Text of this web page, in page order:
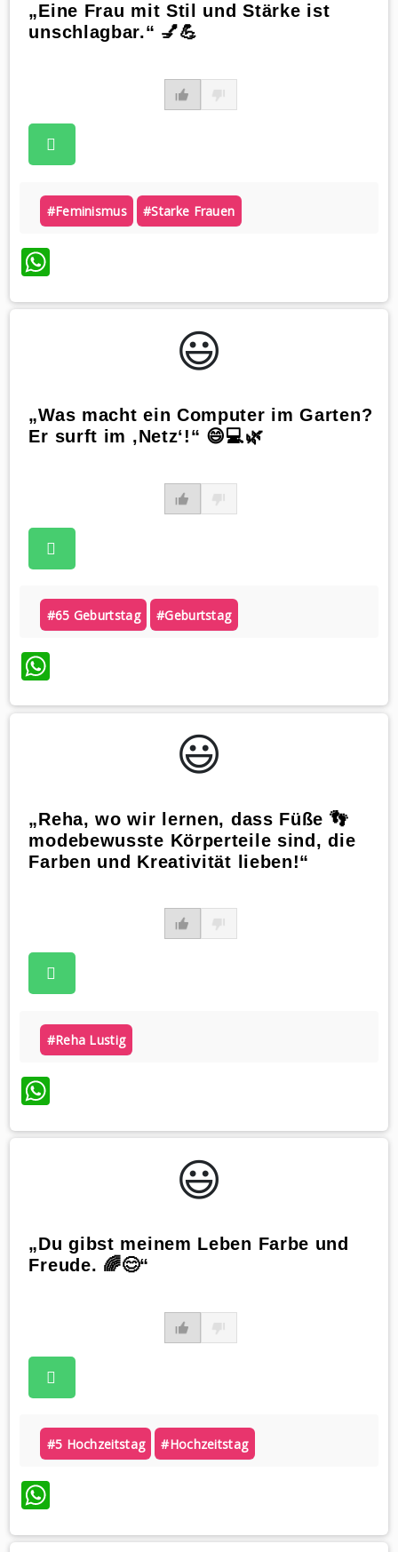
„Eine Frau mit Stil und Stärke ist
unschlagbar.“ 💅💪
#feminismus #starke Frauen
WhatsApp
😃️
„Was macht ein Computer im Garten?
Er surft im ‚Netz‘!“ 😄💻🌿
#65 Geburtstag #geburtstag
WhatsApp
😃️
„Reha, wo wir lernen, dass Füße 👣
modebewusste Körperteile sind, die
Farben und Kreativität lieben!“
#reha Lustig
WhatsApp
😃️
„Du gibst meinem Leben Farbe und
Freude. 🌈😊“
#5 Hochzeitstag #hochzeitstag
WhatsApp